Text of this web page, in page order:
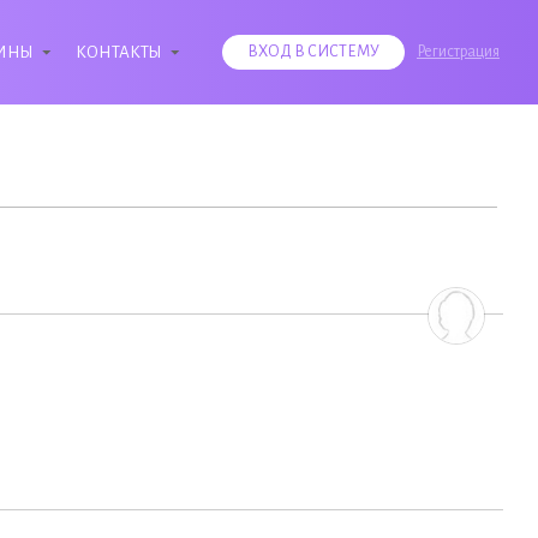
КОНТАКТЫ ВХОД В СИСТЕМУ Регистрация